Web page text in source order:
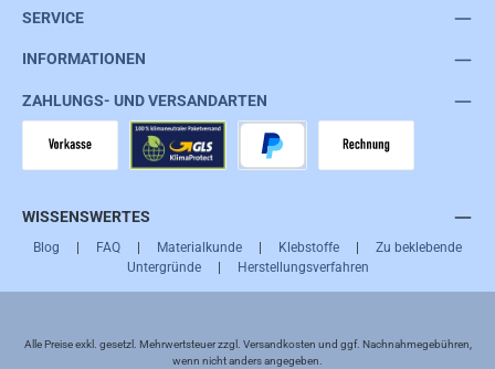
SERVICE
INFORMATIONEN
ZAHLUNGS- UND VERSANDARTEN
WISSENSWERTES
Blog | FAQ | Materialkunde | Klebstoffe | Zu beklebende
Untergründe| Herstellungsverfahren
Alle Preise exkl. gesetzl. Mehrwertsteuer zzgl. Versandkosten und ggf. Nachnahmegebühren,
wenn nicht anders angegeben.